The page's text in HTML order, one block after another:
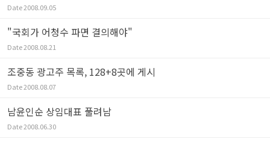
Date2008.09.05
"국회가 어청수 파면 결의해야"
Date2008.08.21
조중동 광고주 목록, 128+8곳에 게시
Date2008.08.07
남윤인순 상임대표 풀려남
Date2008.06.30